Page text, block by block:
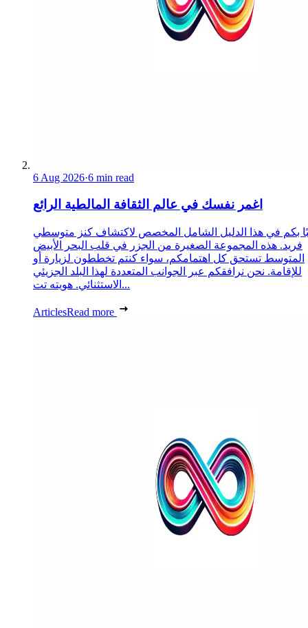
6 Aug 2026·6 min read
اغمر نفسك في عالم الثقافة المالطية الرائع
بكم في هذا الدليل الشامل المخصص لاكتشاف كنز متوسطي
فريد. هذه المجموعة الصغيرة من الجزر في قلب البحر الأبيض
المتوسط تستحق كل اهتمامكم، سواء كنتم تخططون لزيارة أو
للإقامة. نحن نرافقكم عبر الجوانب المتعددة لهذا البلد الجزيئي
الاستثنائي. هويته تت...
ArticlesRead more